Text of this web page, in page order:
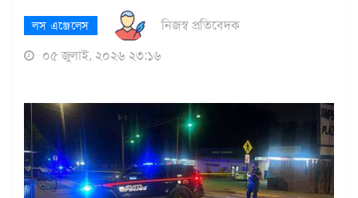
লস এঞ্জেলেস
নিজস্ব প্রতিবেদক
০৫ জুলাই, ২০২৬ ২৩:১৬